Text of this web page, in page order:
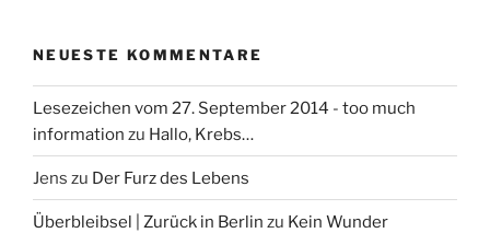
NEUESTE KOMMENTARE
Lesezeichen vom 27. September 2014 - too much
information zu Hallo, Krebs…
Jens zu Der Furz des Lebens
Überbleibsel | Zurück in Berlin zu Kein Wunder